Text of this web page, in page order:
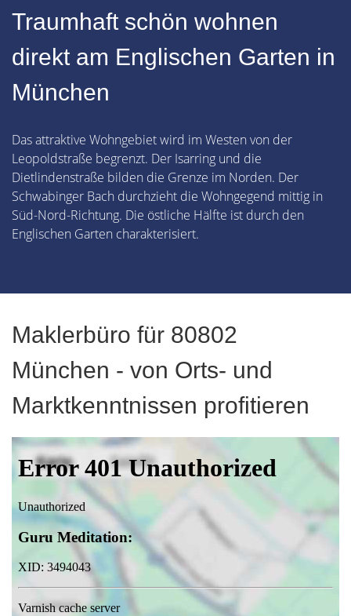
Traumhaft schön wohnen
direkt am Englischen Garten in
München
Das attraktive Wohngebiet wird im Westen von der
Leopoldstraße begrenzt. Der Isarring und die
Dietlindenstraße bilden die Grenze im Norden. Der
Schwabinger Bach durchzieht die Wohngegend mittig in
Süd-Nord-Richtung. Die östliche Hälfte ist durch den
Englischen Garten charakterisiert.
Maklerbüro für 80802
München - von Orts- und
Marktkenntnissen profitieren